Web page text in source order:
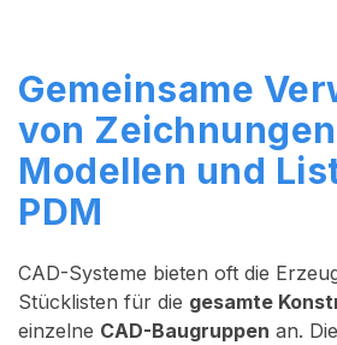
Gemeinsame
von
Modellen und
PDM
CAD-Systeme bieten oft die
Stücklisten für die gesamte
einzelne CAD-Baugruppen an.